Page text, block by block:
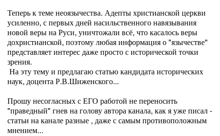
Теперь к теме неоязычества. Адепты христианской церкви
усиленно, с первых дней насильственного навязывания
новой веры на Руси, уничтожали всё, что касалось веры
дохристианской, поэтому любая информация о "язычестве"
представляет интерес даже просто с исторической точки
зрения.
На эту тему и предлагаю статью кандидата исторических
наук, доцента Р.В.Шиженского...
Прошу несогласных с ЕГО работой не переносить
"праведный" гнев на голову автора канала, как я уже писал -
статьи на канале разные , даже с самым противоположным
мнением...